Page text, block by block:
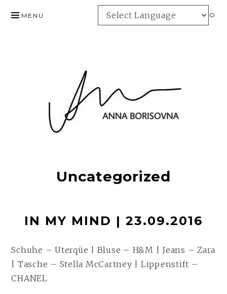
INHALT
MENÜ INFO
Uncategorized
IN MY MIND | 23.09.2016
Schuhe – Uterqüe | Bluse – H&M | Jeans – Zara
| Tasche – Stella McCartney | Lippenstift –
CHANEL